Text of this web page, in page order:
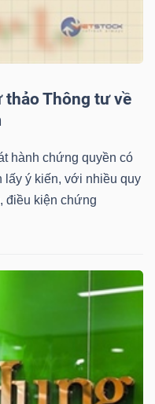
thảo Thông tư về
hành chứng quyền có
lấy ý kiến, với nhiều quy
điều kiện chứng